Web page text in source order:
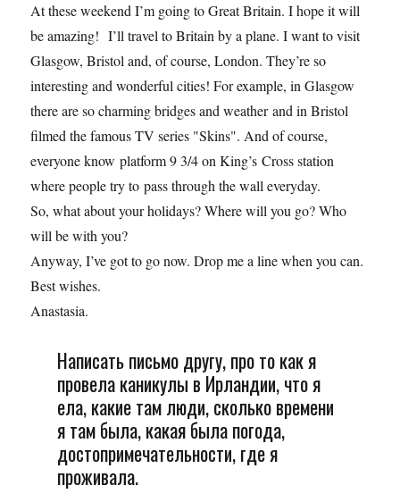
At these weekend I’m going to Great Britain. I hope it will
be amazing! I’ll travel to Britain by a plane. I want to visit
Glasgow, Bristol and, of course, London. They’re so
interesting and wonderful cities! For example, in Glasgow
there are so charming bridges and weather and in Bristol
filmed the famous TV series "Skins". And of course,
everyone know platform 9 3/4 on King’s Cross station
where people try to pass through the wall everyday.
So, what about your holidays? Where will you go? Who
will be with you?
Anyway, I’ve got to go now. Drop me a line when you can.
Best wishes.
Anastasia.
Написать письмо другу, про то как я
провела каникулы в Ирландии, что я
ела, какие там люди, сколько времени
я там была, какая была погода,
достопримечательности, где я
проживала.